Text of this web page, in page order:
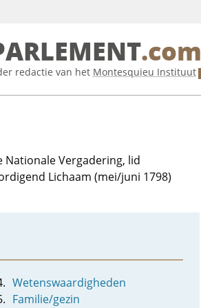
.com
redactie van het Montesquieu Instituut
Nationale Vergadering, lid
Lichaam (mei/juni 1798)
Wetenswaardigheden
Familie/gezin